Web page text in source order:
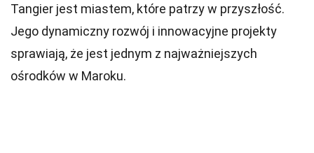
Tangier jest miastem, które patrzy w przyszłość.
Jego dynamiczny rozwój i innowacyjne projekty
sprawiają, że jest jednym z najważniejszych
ośrodków w Maroku.